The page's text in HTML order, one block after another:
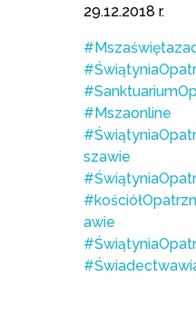
29.12.2018 r.
#Mszaonline
szawie
awie